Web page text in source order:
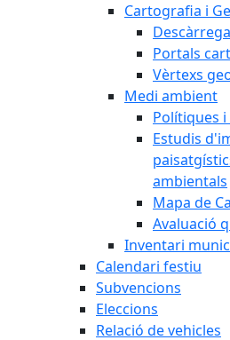
Cartografia i
Portals
Vèrtexs
Medi ambient
Polítiques
Estudis
ambientals
Mapa de
Avaluació
Inventari
Calendari festiu
Subvencions
Eleccions
Relació de vehicles